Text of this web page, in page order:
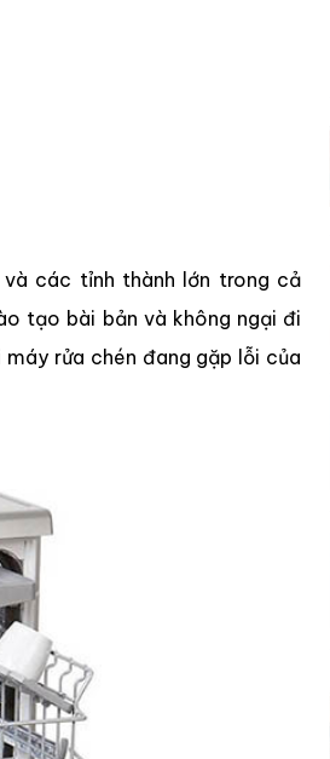
và các tỉnh thành lớn trong cả
tạo bài bản và không ngại đi
rửa chén đang gặp lỗi của